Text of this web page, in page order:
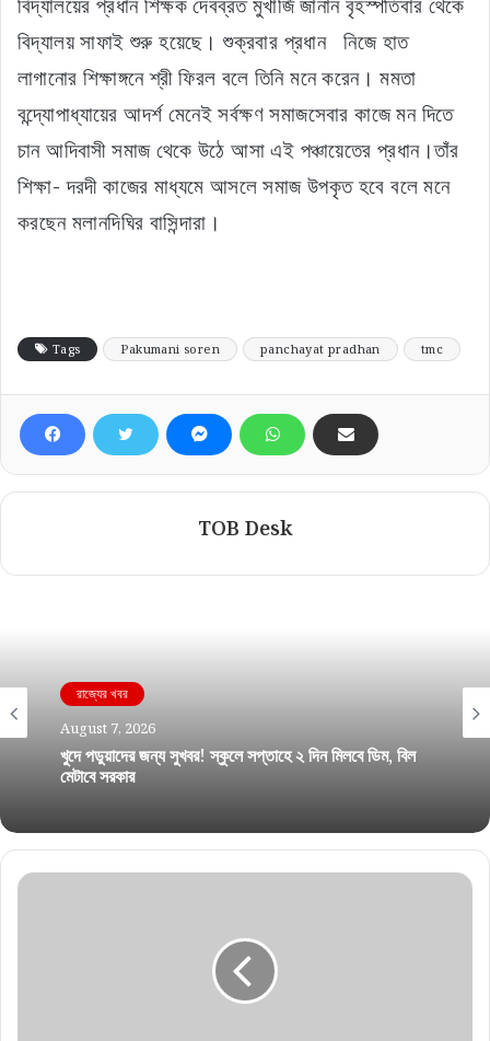
বিদ্যালয় সাফাই শুরু হয়েছে। শুক্রবার প্রধান নিজে হাত
লাগানোর শিক্ষাঙ্গনে শ্রী ফিরল বলে তিনি মনে করেন। মমতা
বন্দ্যোপাধ্যায়ের আদর্শ মেনেই সর্বক্ষণ সমাজসেবার কাজে মন দিতে
চান আদিবাসী সমাজ থেকে উঠে আসা এই পঞ্চায়েতের প্রধান।তাঁর
শিক্ষা- দরদী কাজের মাধ্যমে আসলে সমাজ উপকৃত হবে বলে মনে
করছেন মলানদিঘির বাসিন্দারা।
Tags Pakumani soren panchayat pradhan tmc
TOB Desk
রাজ্যের খবর
August 7, 2026
খুদে পড়ুয়াদের জন্য সুখবর! স্কুলে সপ্তাহে ২ দিন মিলবে ডিম, বিল
মেটাবে সরকার